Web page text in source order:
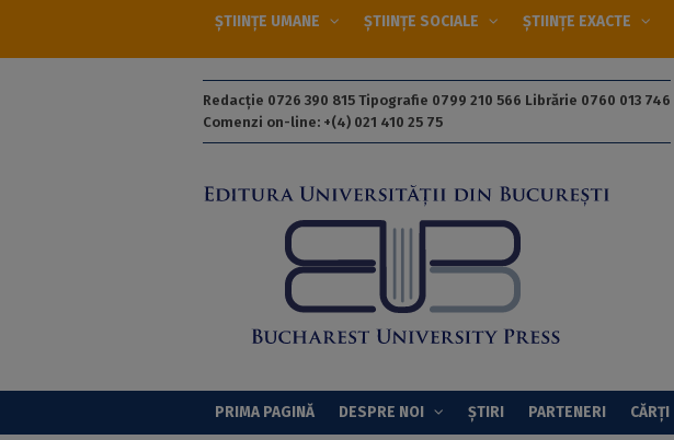
ȘTIINȚE UMANE ȘTIINȚE SOCIALE ȘTIINȚE EXACTE
Redacție 0726 390 815 Tipografie 0799 210 566 Librărie 0760 013 746
Comenzi on-line: +(4) 021 410 25 75
PRIMA PAGINĂ DESPRE NOI ȘTIRI PARTENERI CĂRȚI